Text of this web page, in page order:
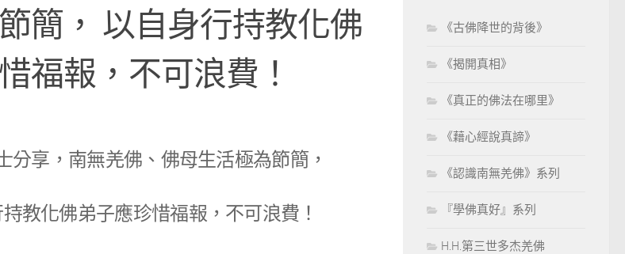
簡， 以自身行持教化佛
福報，不可浪費！
分享，南無羌佛、佛母生活極為節簡，
教化佛弟子應珍惜福報，不可浪費！
《古佛降世的背後》
《揭開真相》
《真正的佛法在哪里》
《藉心經說真諦》
《認識南無羌佛》系列
『學佛真好』系列
H.H.第三世多杰羌佛